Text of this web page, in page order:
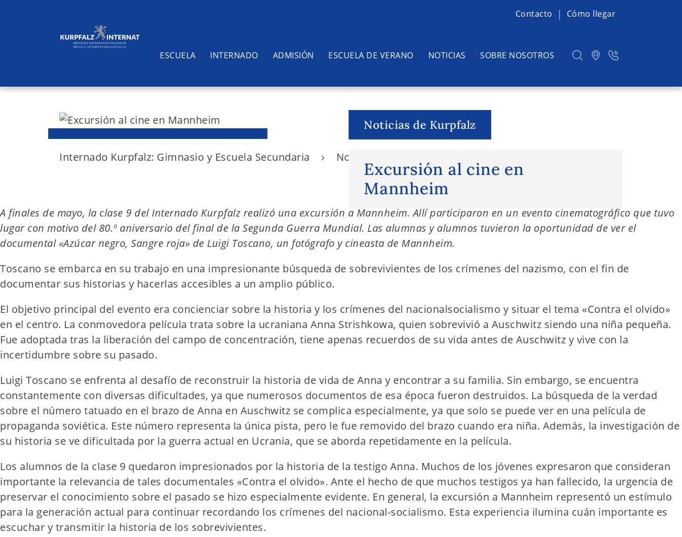
S
n
t
e
t
Contacto Cómo llegar
ESCUELA INTERNADO ADMISIÓN ESCUELA DE VERANO NOTICIAS SOBRE NOSOTROS
Buscar
Noticias de Kurpfalz
Excursión al cine en
Mannheim
Internado Kurpfalz: Gimnasio y Escuela Secundaria Noticias de Kurpfalz
A finales de mayo, la clase 9 del Internado Kurpfalz realizó una excursión a Mannheim. Allí participaron en un evento cinematográfico que tuvo
lugar con motivo del 80.º aniversario del final de la Segunda Guerra Mundial. Las alumnas y alumnos tuvieron la oportunidad de ver el
documental «Azúcar negro, Sangre roja» de Luigi Toscano, un fotógrafo y cineasta de Mannheim.
Toscano se embarca en su trabajo en una impresionante búsqueda de sobrevivientes de los crímenes del nazismo, con el fin de
documentar sus historias y hacerlas accesibles a un amplio público.
El objetivo principal del evento era concienciar sobre la historia y los crímenes del nacionalsocialismo y situar el tema «Contra el olvido»
en el centro. La conmovedora película trata sobre la ucraniana Anna Strishkowa, quien sobrevivió a Auschwitz siendo una niña pequeña.
Fue adoptada tras la liberación del campo de concentración, tiene apenas recuerdos de su vida antes de Auschwitz y vive con la
incertidumbre sobre su pasado.
Luigi Toscano se enfrenta al desafío de reconstruir la historia de vida de Anna y encontrar a su familia. Sin embargo, se encuentra
constantemente con diversas dificultades, ya que numerosos documentos de esa época fueron destruidos. La búsqueda de la verdad
sobre el número tatuado en el brazo de Anna en Auschwitz se complica especialmente, ya que solo se puede ver en una película de
propaganda soviética. Este número representa la única pista, pero le fue removido del brazo cuando era niña. Además, la investigación de
su historia se ve dificultada por la guerra actual en Ucrania, que se aborda repetidamente en la película.
Los alumnos de la clase 9 quedaron impresionados por la historia de la testigo Anna. Muchos de los jóvenes expresaron que consideran
importante la relevancia de tales documentales «Contra el olvido». Ante el hecho de que muchos testigos ya han fallecido, la urgencia de
preservar el conocimiento sobre el pasado se hizo especialmente evidente. En general, la excursión a Mannheim representó un estímulo
para la generación actual para continuar recordando los crímenes del nacional-socialismo. Esta experiencia ilumina cuán importante es
escuchar y transmitir la historia de los sobrevivientes.